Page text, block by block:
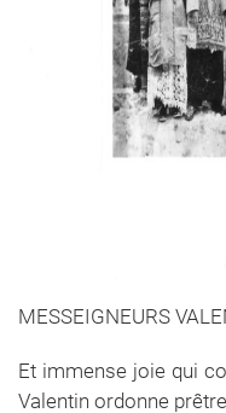
MESSEIGNEURS
Et immense joie qui
Valentin ordonne